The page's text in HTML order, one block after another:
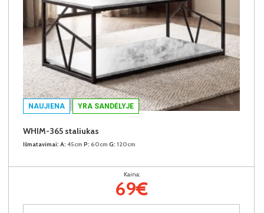
NAUJIENA YRA SANDĖLYJE
WHIM-365 staliukas
Išmatavimai: A: 45cm P: 60cm G: 120cm
Kaina:
69€